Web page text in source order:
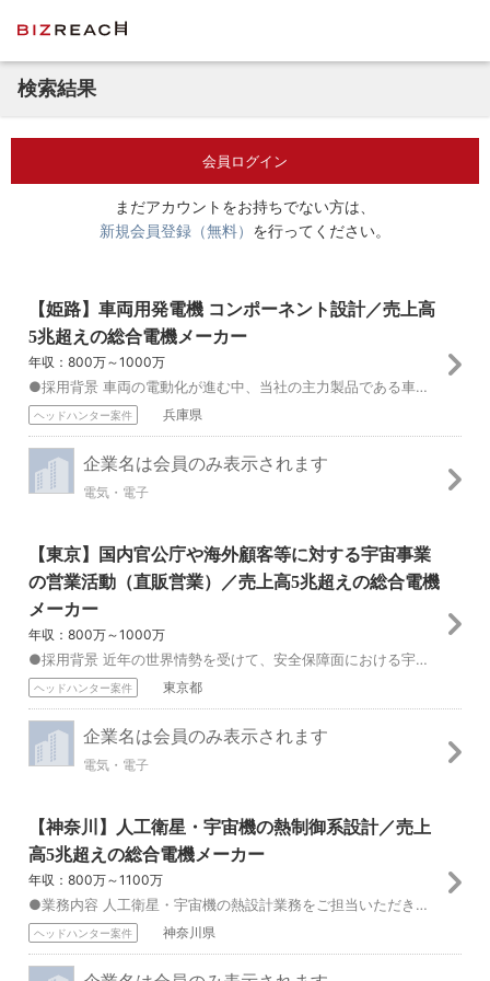
検索結果
会員ログイン
まだアカウントをお持ちでない方は、
新規会員登録（無料） を行ってください。
【姫路】車両用発電機 コンポーネント設計／売上高
5兆超えの総合電機メーカー
年収：800万～1000万
●採用背景 車両の電動化が進む中、当社の主力製品である車両用発電機（オルタネータ）には、これまで以上に高度な電力制御と効率性が求められています。この進化を実現...
ヘッドハンター案件 兵庫県
企業名は会員のみ表示されます
電気・電子
【東京】国内官公庁や海外顧客等に対する宇宙事業
の営業活動（直販営業）／売上高5兆超えの総合電機
メーカー
年収：800万～1000万
●採用背景 近年の世界情勢を受けて、安全保障面における宇宙空間の利用や月周辺への人類の活動領域の拡大などの期待が高まっておりますので、宇宙事業における営業力・...
ヘッドハンター案件 東京都
企業名は会員のみ表示されます
電気・電子
【神奈川】人工衛星・宇宙機の熱制御系設計／売上
高5兆超えの総合電機メーカー
年収：800万～1100万
●業務内容 人工衛星・宇宙機の熱設計業務をご担当いただきます。 具体的には、 ①衛星や宇宙機の熱制御設計業務 打上げから運用終了までの間、宇宙空間における衛...
ヘッドハンター案件 神奈川県